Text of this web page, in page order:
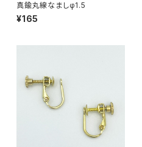
真鍮丸線なましφ1.5
¥165